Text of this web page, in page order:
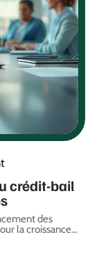
crédit-bail
des
la croissance…